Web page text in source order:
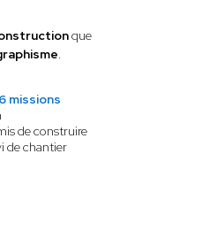
que
.
6 missions
de construire
de chantier